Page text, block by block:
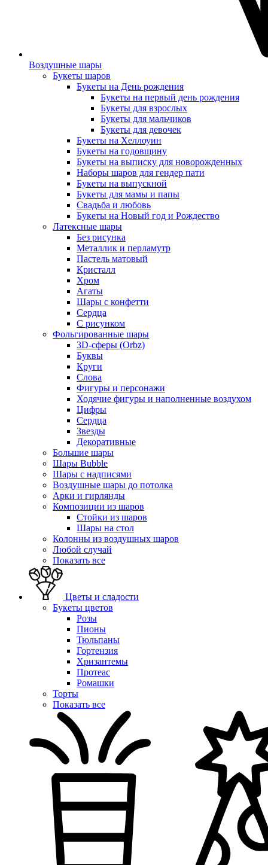
Воздушные шары
Букеты шаров
Букеты на День рождения
Букеты на первый день рождения
Букеты для взрослых
Букеты для мальчиков
Букеты для девочек
Букеты на Хеллоуин
Букеты на годовщину
Букеты на выписку для новорожденных
Наборы шаров для гендер пати
Букеты на выпускной
Букеты для мамы и папы
Свадьба и любовь
Букеты на Новый год и Рождество
Латексные шары
Без рисунка
Металлик и перламутр
Пастель матовый
Кристалл
Хром
Агаты
Шары с конфетти
Сердца
С рисунком
Фольгированные шары
3D-сферы (Orbz)
Буквы
Круги
Слова
Фигуры и персонажи
Ходячие фигуры и наполненные воздухом
Цифры
Сердца
Звезды
Декоративные
Большие шары
Шары Bubble
Шары с надписями
Воздушные шары до потолка
Арки и гирлянды
Композиции из шаров
Стойки из шаров
Шары на стол
Колонны из воздушных шаров
Любой случай
Показать все
Цветы и сладости
Букеты цветов
Розы
Пионы
Тюльпаны
Гортензия
Хризантемы
Протеас
Ромашки
Торты
Показать все